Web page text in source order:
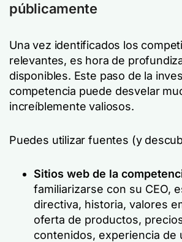
públicamente
Una vez identificados los
relevantes, es hora de
disponibles. Este paso de la
competencia puede desvelar
increíblemente valiosos.
Puedes utilizar fuentes (y
Sitios web de la
familiarizarse con su CEO,
directiva, historia, valores
oferta de productos,
contenidos, experiencia de